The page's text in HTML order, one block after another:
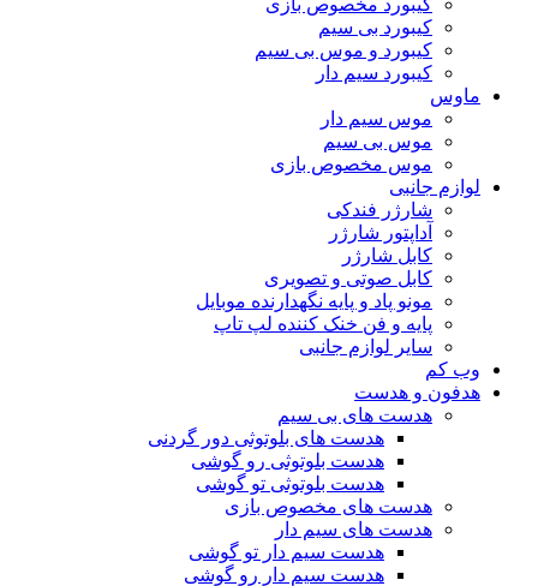
کیبورد بی سیم
کیبورد و موس بی سیم
کیبورد سیم دار
ماوس
موس سیم دار
موس بی سیم
موس مخصوص بازی
لوازم جانبی
شارژر فندکی
آداپتور شارژر
کابل شارژر
کابل صوتی و تصویری
مونو پاد و پایه نگهدارنده موبایل
پایه و فن خنک کننده لپ تاپ
سایر لوازم جانبی
وب کم
هدفون و هدست
هدست های بی سیم
هدست های بلوتوثی دور گردنی
هدست بلوتوثی رو گوشی
هدست بلوتوثی تو گوشی
هدست های مخصوص بازی
هدست های سیم دار
هدست سیم دار تو گوشی
هدست سیم دار رو گوشی